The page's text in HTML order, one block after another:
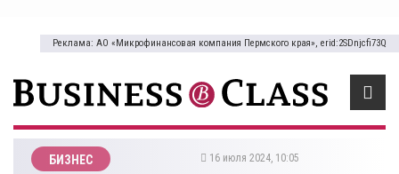
Реклама: АО «Микрофинансовая компания Пермского края», erid:2SDnjcfi73Q
БИЗНЕС 16 июля 2024, 10:05